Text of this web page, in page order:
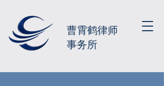
曹霄鹤律师
事务所